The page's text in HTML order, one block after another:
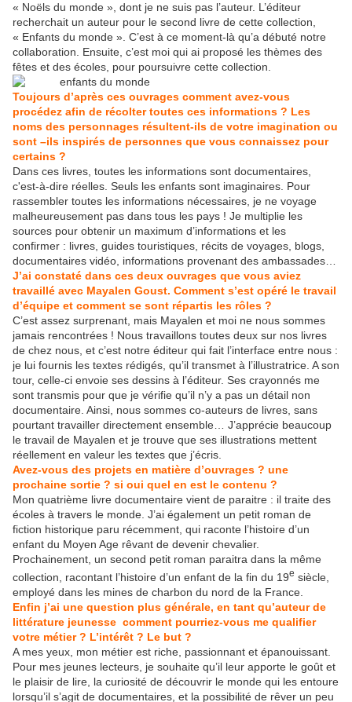
« Noëls du monde », dont je ne suis pas l’auteur. L’éditeur
recherchait un auteur pour le second livre de cette collection,
« Enfants du monde ». C’est à ce moment-là qu’a débuté notre
collaboration. Ensuite, c’est moi qui ai proposé les thèmes des
fêtes et des écoles, pour poursuivre cette collection.
Toujours d’après ces ouvrages comment avez-vous
procédez afin de récolter toutes ces informations ? Les
noms des personnages résultent-ils de votre imagination ou
sont –ils inspirés de personnes que vous connaissez pour
certains ?
Dans ces livres, toutes les informations sont documentaires,
c'est-à-dire réelles. Seuls les enfants sont imaginaires. Pour
rassembler toutes les informations nécessaires, je ne voyage
malheureusement pas dans tous les pays ! Je multiplie les
sources pour obtenir un maximum d’informations et les
confirmer : livres, guides touristiques, récits de voyages, blogs,
documentaires vidéo, informations provenant des ambassades…
J’ai constaté dans ces deux ouvrages que vous aviez
travaillé avec Mayalen Goust. Comment s’est opéré le travail
d’équipe et comment se sont répartis les rôles ?
C’est assez surprenant, mais Mayalen et moi ne nous sommes
jamais rencontrées ! Nous travaillons toutes deux sur nos livres
de chez nous, et c’est notre éditeur qui fait l’interface entre nous :
je lui fournis les textes rédigés, qu’il transmet à l’illustratrice. A son
tour, celle-ci envoie ses dessins à l’éditeur. Ses crayonnés me
sont transmis pour que je vérifie qu’il n’y a pas un détail non
documentaire. Ainsi, nous sommes co-auteurs de livres, sans
pourtant travailler directement ensemble… J’apprécie beaucoup
le travail de Mayalen et je trouve que ses illustrations mettent
réellement en valeur les textes que j’écris.
Avez-vous des projets en matière d’ouvrages ? une
prochaine sortie ? si oui quel en est le contenu ?
Mon quatrième livre documentaire vient de paraitre : il traite des
écoles à travers le monde. J’ai également un petit roman de
fiction historique paru récemment, qui raconte l’histoire d’un
enfant du Moyen Age rêvant de devenir chevalier.
Prochainement, un second petit roman paraitra dans la même
collection, racontant l’histoire d’un enfant de la fin du 19e siècle,
employé dans les mines de charbon du nord de la France.
Enfin j’ai une question plus générale, en tant qu’auteur de
littérature jeunesse comment pourriez-vous me qualifier
votre métier ? L’intérêt ? Le but ?
A mes yeux, mon métier est riche, passionnant et épanouissant.
Pour mes jeunes lecteurs, je souhaite qu’il leur apporte le goût et
le plaisir de lire, la curiosité de découvrir le monde qui les entoure
lorsqu’il s’agit de documentaires, et la possibilité de rêver un peu